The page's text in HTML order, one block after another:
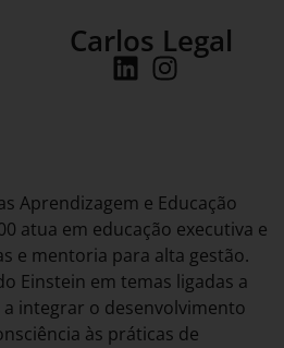
Carlos Legal
Aprendizagem e Educação
atua em educação executiva e
e mentoria para alta gestão.
Einstein em temas ligadas a
a integrar o desenvolvimento
às práticas de